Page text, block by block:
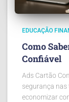
EDUCAÇÃO
Como
Confiável
Ads Cartão
segurança
economizar